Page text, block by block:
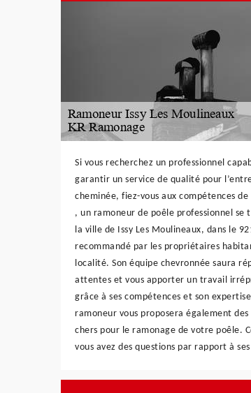
Si vous recherchez un professionnel
garantir un service de qualité pour
cheminée, fiez-vous aux compétences de
, un ramoneur de poêle professionnel se
la ville de Issy Les Moulineaux, dans le
recommandé par les propriétaires
localité. Son équipe chevronnée saura
attentes et vous apporter un travail
grâce à ses compétences et son
ramoneur vous proposera également
chers pour le ramonage de votre poêle.
vous avez des questions par rapport à